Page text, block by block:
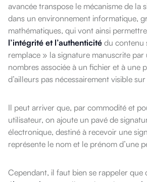
avancée transpose le mécanisme de la
dans un environnement informatique,
mathématiques, qui vont ainsi
l’intégrité et l’authenticité du contenu
remplace » la signature manuscrite par
nombres associée à un fichier et à une
d’ailleurs pas nécessairement visible
Il peut arriver que, par commodité et
utilisateur, on ajoute un pavé de
électronique, destiné à recevoir une
représente le nom et le prénom d’une
Cependant, il faut bien se rappeler que